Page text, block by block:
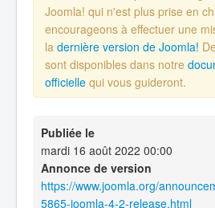
Joomla! qui n'est plus prise en
encourageons à effectuer une
la dernière version de Joomla!
sont disponibles dans notre
officielle qui vous guideront.
Publiée le
mardi 16 août 2022 00:00
Annonce de version
https://www.joomla.org/
5865-joomla-4-2-release.html